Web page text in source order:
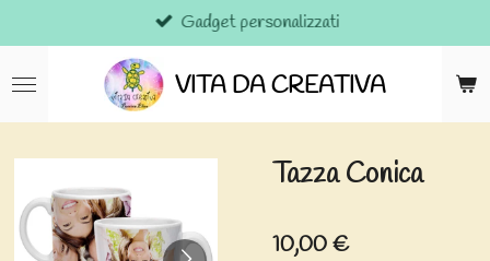
al
contenuto
VITA DA CREATIVA
Gadget personalizzati
Tazza Conica
10,00 €